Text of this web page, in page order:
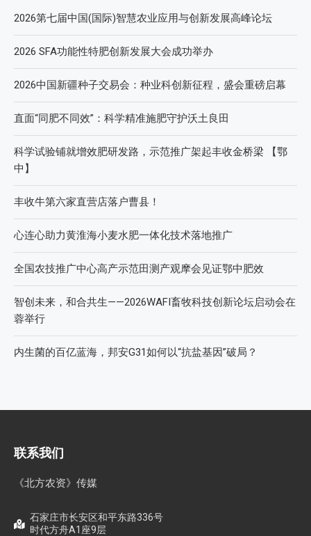
2026第七届中国(国际)智慧农业应用与创新发展高峰论坛
2026 SFA功能性特肥创新发展大会成功举办
2026中国新疆种子交易会：种业科创新征程，盛会重磅启幕
直面“同肥不同效”：科学精准施肥守护沃土良田
科学试验铺就增效肥研发路，示范推广架起丰收金桥梁 【鄂
中】
丰收牛第六家直营店落户曹县！
心连心助力黄淮海小麦水肥一体化技术落地推广
全国农技推广中心高产示范田测产观摩会见证鄂中肥效
智创未来，和合共生——2026WAFI畜牧科技创新论坛启动会在
蓉举行
内生菌的百亿蓝海，邦安G31如何以“抗盐基因”破局？
联系我们
《北方农资》传媒
石家庄市长安区和平东路336号
时代方舟A1座9层